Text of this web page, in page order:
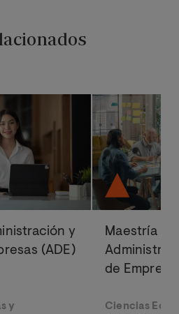
y
(ADE)
y
Maestría
de
Ciencias